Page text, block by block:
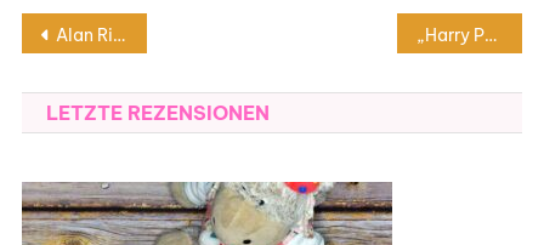
Beitragsnavigation
Alan Rickman ~ Machs gut, mein Halbblutprinz „Harry Potter und der Stein der Weisen“ von Joanne K. Rowling
LETZTE REZENSIONEN